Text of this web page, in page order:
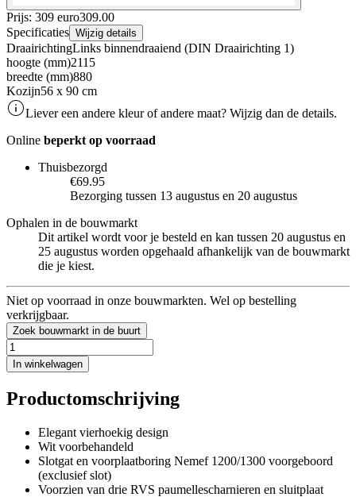
Prijs: 309 euro309.00
Specificaties Wijzig details
DraairichtingLinks binnendraaiend (DIN Draairichting 1)
hoogte (mm)2115
breedte (mm)880
Kozijn56 x 90 cm
Liever een andere kleur of andere maat? Wijzig dan de details.
Online beperkt op voorraad
Thuisbezorgd
€69.95
Bezorging tussen 13 augustus en 20 augustus
Ophalen in de bouwmarkt
Dit artikel wordt voor je besteld en kan tussen 20 augustus en
25 augustus worden opgehaald afhankelijk van de bouwmarkt
die je kiest.
Niet op voorraad in onze bouwmarkten. Wel op bestelling
verkrijgbaar.
Zoek bouwmarkt in de buurt
In winkelwagen
Productomschrijving
Elegant vierhoekig design
Wit voorbehandeld
Slotgat en voorplaatboring Nemef 1200/1300 voorgeboord
(exclusief slot)
Voorzien van drie RVS paumellescharnieren en sluitplaat